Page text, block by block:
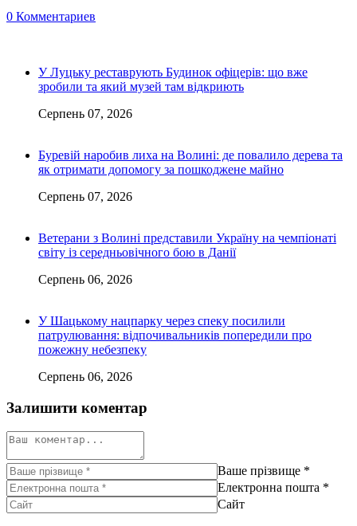
0 Комментариев
У Луцьку реставрують Будинок офіцерів: що вже
зробили та який музей там відкриють
Серпень 07, 2026
Буревій наробив лиха на Волині: де повалило дерева та
як отримати допомогу за пошкоджене майно
Серпень 07, 2026
Ветерани з Волині представили Україну на чемпіонаті
світу із середньовічного бою в Данії
Серпень 06, 2026
У Шацькому нацпарку через спеку посилили
патрулювання: відпочивальників попередили про
пожежну небезпеку
Серпень 06, 2026
Залишити коментар
Ваше прізвище *
Електронна пошта *
Сайт